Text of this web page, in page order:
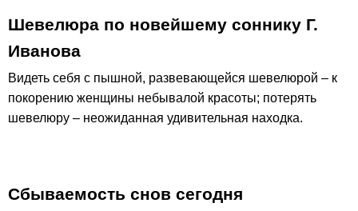
Шевелюра по новейшему соннику Г.
Иванова
Видеть себя с пышной, развевающейся шевелюрой – к
покорению женщины небывалой красоты; потерять
шевелюру – неожиданная удивительная находка.
Сбываемость снов сегодня